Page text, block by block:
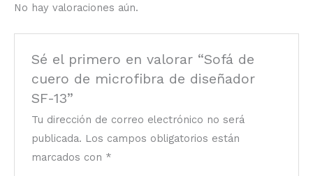
No hay valoraciones aún.
Sé el primero en valorar “Sofá de
cuero de microfibra de diseñador
SF-13”
Tu dirección de correo electrónico no será
publicada. Los campos obligatorios están
marcados con *